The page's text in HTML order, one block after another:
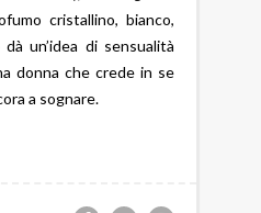
cristallino, bianco,
un’idea di sensualità
donna che crede in se
a sognare.